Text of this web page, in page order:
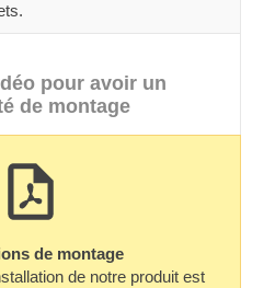
pour avoir un
de montage
de montage
de notre produit est